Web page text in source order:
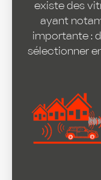
existe des
ayant
importante :
sélectionner